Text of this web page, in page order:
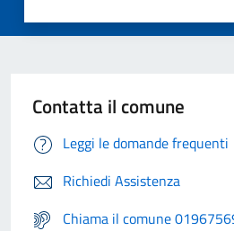
Contatta il comune
Leggi le domande frequenti
Richiedi Assistenza
Chiama il comune